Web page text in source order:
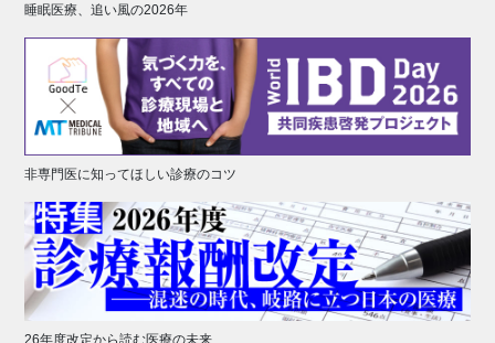
睡眠医療、追い風の2026年
非専門医に知ってほしい診療のコツ
26年度改定から読む医療の未来